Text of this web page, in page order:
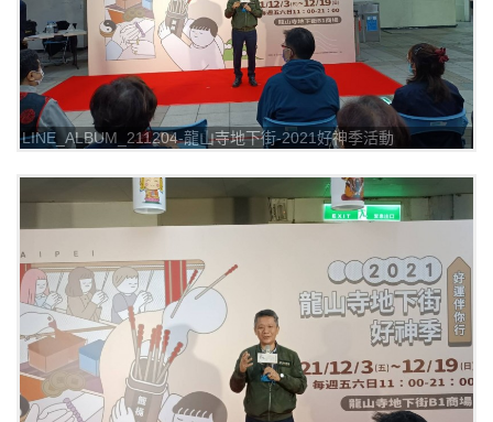
LINE_ALBUM_211204-龍山寺地下街-2021好神季活動